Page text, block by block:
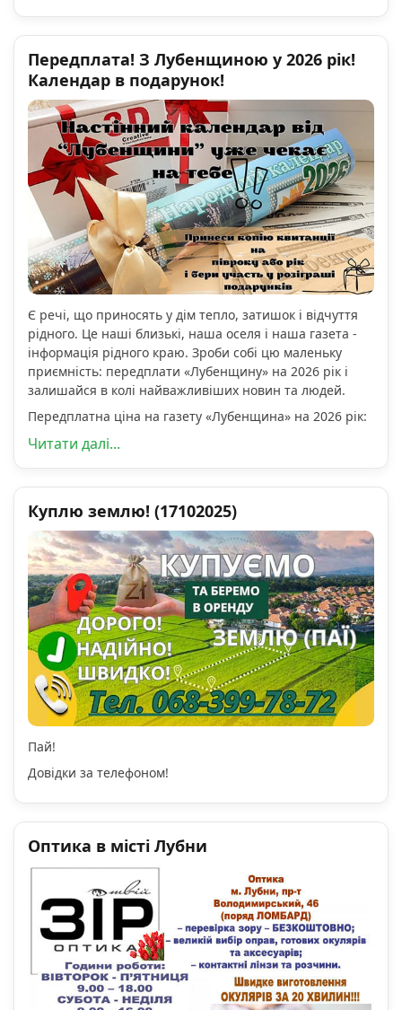
Передплата! З Лубенщиною у 2026 рік!
Календар в подарунок!
Є речі, що приносять у дім тепло, затишок і відчуття
рідного. Це наші близькі, наша оселя і наша газета -
інформація рідного краю. Зроби собі цю маленьку
приємність: передплати «Лубенщину» на 2026 рік і
залишайся в колі найважливіших новин та людей.
Передплатна ціна на газету «Лубенщина» на 2026 рік:
Читати далі...
Куплю землю! (17102025)
Пай!
Довідки за телефоном!
Оптика в місті Лубни